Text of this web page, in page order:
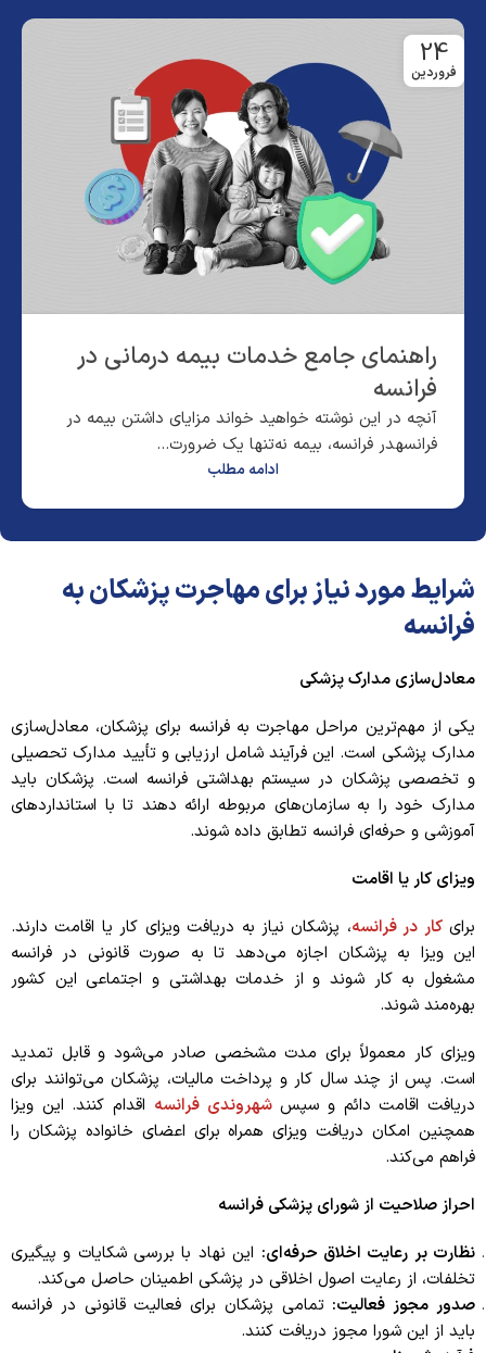
24
فروردین
راهنمای جامع خدمات بیمه درمانی در
فرانسه
آنچه در این نوشته خواهید خواند مزایای داشتن بیمه در
فرانسهدر فرانسه، بیمه نه‌تنها یک ضرورت...
ادامه مطلب
شرایط مورد نیاز برای مهاجرت پزشکان به
فرانسه
معادل‌سازی مدارک پزشکی
یکی از مهم‌ترین مراحل مهاجرت به فرانسه برای پزشکان، معادل‌سازی
مدارک پزشکی است. این فرآیند شامل ارزیابی و تأیید مدارک تحصیلی
و تخصصی پزشکان در سیستم بهداشتی فرانسه است. پزشکان باید
مدارک خود را به سازمان‌های مربوطه ارائه دهند تا با استانداردهای
آموزشی و حرفه‌ای فرانسه تطابق داده شوند.
ویزای کار یا اقامت
برایکار در فرانسه، پزشکان نیاز به دریافت ویزای کار یا اقامت دارند.
این ویزا به پزشکان اجازه می‌دهد تا به صورت قانونی در فرانسه
مشغول به کار شوند و از خدمات بهداشتی و اجتماعی این کشور
بهره‌مند شوند.
ویزای کار معمولاً برای مدت مشخصی صادر می‌شود و قابل تمدید
است. پس از چند سال کار و پرداخت مالیات، پزشکان می‌توانند برای
دریافت اقامت دائم و سپسشهروندی فرانسه اقدام کنند. این ویزا
همچنین امکان دریافت ویزای همراه برای اعضای خانواده پزشکان را
فراهم می‌کند.
احراز صلاحیت از شورای پزشکی فرانسه
نظارت بر رعایت اخلاق حرفه‌ای: این نهاد با بررسی شکایات و پیگیری
تخلفات، از رعایت اصول اخلاقی در پزشکی اطمینان حاصل می‌کند.
صدور مجوز فعالیت: تمامی پزشکان برای فعالیت قانونی در فرانسه
باید از این شورا مجوز دریافت کنند.